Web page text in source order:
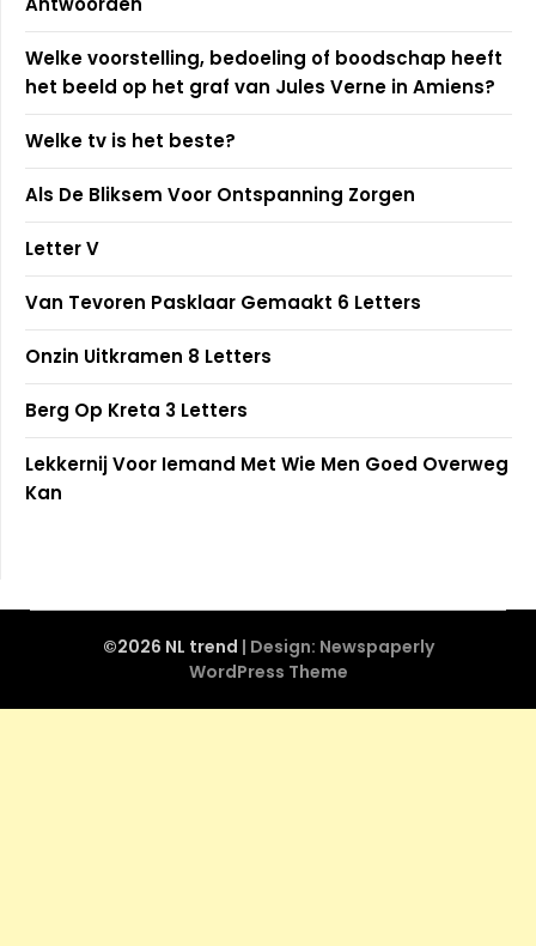
Welke voorstelling, bedoeling of boodschap heeft
het beeld op het graf van Jules Verne in Amiens?
Welke tv is het beste?
Als De Bliksem Voor Ontspanning Zorgen
Letter V
Van Tevoren Pasklaar Gemaakt 6 Letters
Onzin Uitkramen 8 Letters
Berg Op Kreta 3 Letters
Lekkernij Voor Iemand Met Wie Men Goed Overweg
Kan
©2026 NL trend | Design: Newspaperly
WordPress Theme